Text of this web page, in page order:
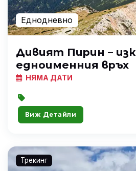
Еднодневно
Дивият Пирин –
едноименния връх
НЯМА ДАТИ
Виж Детайли
Трекинг